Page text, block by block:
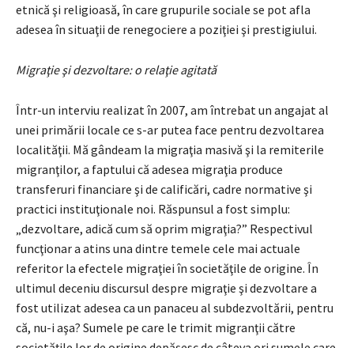
etnică şi religioasă, în care grupurile sociale se pot afla
adesea în situaţii de renegociere a poziţiei şi prestigiului.
Migraţie şi dezvoltare: o relaţie agitată
Într-un interviu realizat în 2007, am întrebat un angajat al
unei primării locale ce s-ar putea face pentru dezvoltarea
localităţii. Mă gândeam la migraţia masivă şi la remiterile
migranţilor, a faptului că adesea migraţia produce
transferuri financiare şi de calificări, cadre normative şi
practici instituţionale noi. Răspunsul a fost simplu:
„dezvoltare, adică cum să oprim migraţia?” Respectivul
funcţionar a atins una dintre temele cele mai actuale
referitor la efectele migraţiei în societăţile de origine. În
ultimul deceniu discursul despre migraţie şi dezvoltare a
fost utilizat adesea ca un panaceu al subdezvoltării, pentru
că, nu-i aşa? Sumele pe care le trimit migranţii către